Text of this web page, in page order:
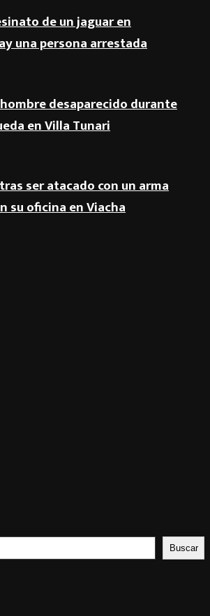
de un jaguar en
una persona arrestada
desaparecido durante
en Villa Tunari
ser atacado con un arma
su oficina en Viacha
Buscar